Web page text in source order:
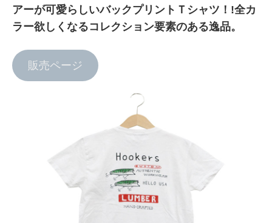
アーが可愛らしいバックプリントＴシャツ！!全カ
ラー欲しくなるコレクション要素のある逸品。
販売ページ